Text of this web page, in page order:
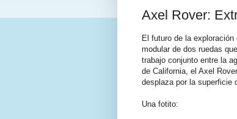
Axel Rover:
El futuro de la
modular de dos ruedas
trabajo conjunto entre la
de California, el Axel Rover
desplaza por la superficie
Una fotito: